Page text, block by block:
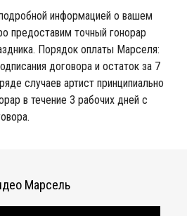
информацией о вашем
предоставим точный гонорар
Порядок оплаты Марселя:
договора и остаток за 7
случаев артист принципиально
в течение 3 рабочих дней с
Марсель